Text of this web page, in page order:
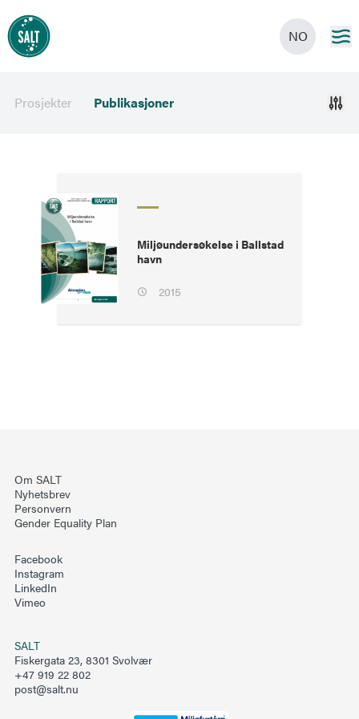
NO
Prosjekter Publikasjoner
Miljøundersøkelse i Ballstad
havn
2015
Om SALT
Nyhetsbrev
Personvern
Gender Equality Plan
Facebook
Instagram
LinkedIn
Vimeo
SALT
Fiskergata 23, 8301 Svolvær
+47 919 22 802
post@salt.nu